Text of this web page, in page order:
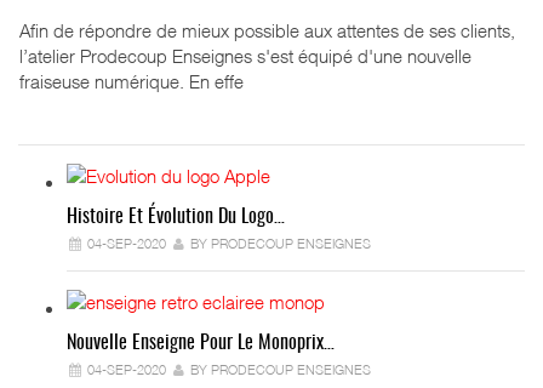
Afin de répondre de mieux possible aux attentes de ses clients,
l’atelier Prodecoup Enseignes s'est équipé d'une nouvelle
fraiseuse numérique. En effe
Histoire Et Évolution Du Logo…
04-SEP-2020 BY PRODECOUP ENSEIGNES
Nouvelle Enseigne Pour Le Monoprix…
04-SEP-2020 BY PRODECOUP ENSEIGNES